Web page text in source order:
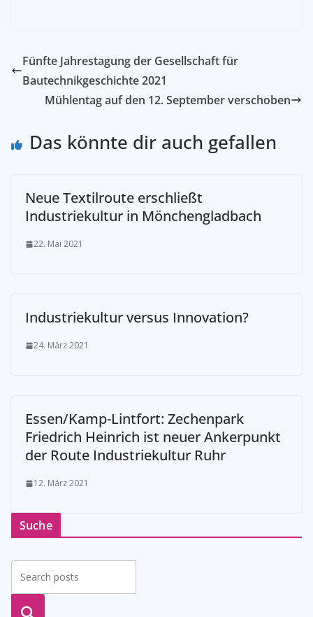
Fünfte Jahrestagung der Gesellschaft für
Bautechnikgeschichte 2021
Mühlentag auf den 12. September verschoben
Das könnte dir auch gefallen
Neue Textilroute erschließt
Industriekultur in Mönchengladbach
22. Mai 2021
Industriekultur versus Innovation?
24. März 2021
Essen/Kamp-Lintfort: Zechenpark
Friedrich Heinrich ist neuer Ankerpunkt
der Route Industriekultur Ruhr
12. März 2021
Suche
suche